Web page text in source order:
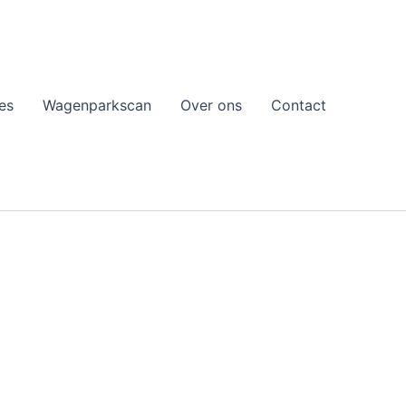
Wagenparkscan Over ons Contact